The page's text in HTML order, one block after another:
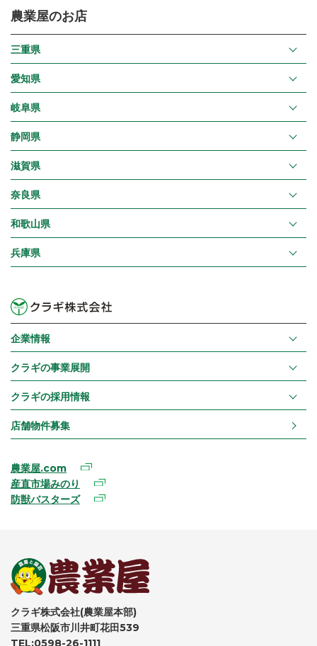
農業屋のお店
三重県
愛知県
岐阜県
静岡県
滋賀県
奈良県
和歌山県
兵庫県
企業情報
クラギの事業展開
クラギの採用情報
店舗物件募集
農業屋.com
産直市場みのり
防獣バスターズ
クラギ株式会社(農業屋本部)
三重県松阪市川井町花田539
TEL:0598-26-1111